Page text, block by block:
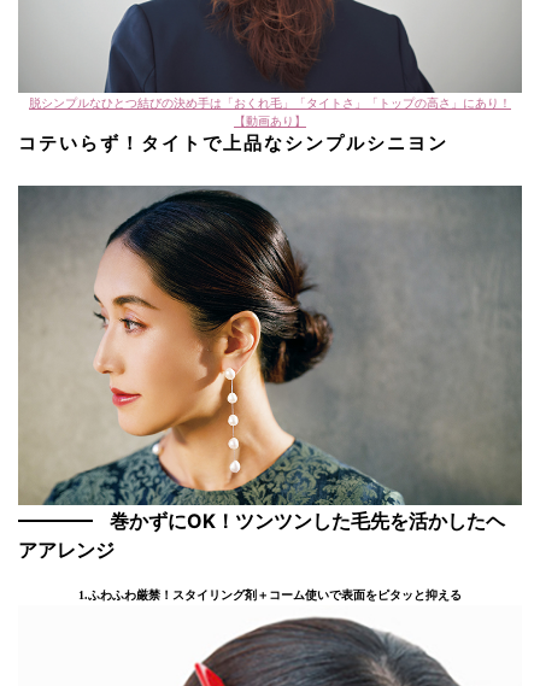
脱シンプルなひとつ結びの決め手は「おくれ毛」「タイトさ」「トップの高さ」にあり！
【動画あり】
コテいらず！タイトで上品なシンプルシニヨン
巻かずにOK！ツンツンした毛先を活かしたヘ
アアレンジ
1.ふわふわ厳禁！スタイリング剤＋コーム使いで表面をピタッと抑える